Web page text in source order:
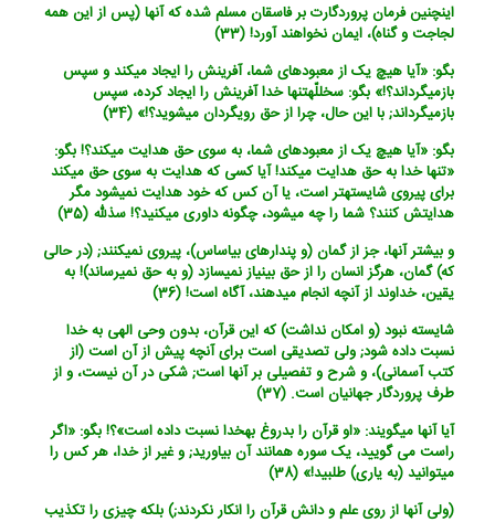
اینچنین فرمان پروردگارت بر فاسقان مسلم شده که آنها (پس از این همه
لجاجت و گناه)، ایمان نخواهند آورد! (33)
بگو: «آیا هیچ یک از معبودهای شما، آفرینش را ایجاد می‏کند و سپس
بازمی‏گرداند؟!» بگو: س‏خ‏للّهتنها خدا آفرینش را ایجاد کرده، سپس
بازمی‏گرداند; با این حال، چرا از حق روی‏گردان می‏شوید؟!» (34)
بگو: «آیا هیچ یک از معبودهای شما، به سوی حق هدایت می‏کند؟! بگو:
«تنها خدا به حق هدایت می‏کند! آیا کسی که هدایت به سوی حق می‏کند
برای پیروی شایسته‏تر است، یا آن کس که خود هدایت نمی‏شود مگر
هدایتش کنند؟ شما را چه می‏شود، چگونه داوری می‏کنید؟! س‏ذللّه (35)
و بیشتر آنها، جز از گمان (و پندارهای بی‏اساس)، پیروی نمی‏کنند; (در حالی
که) گمان، هرگز انسان را از حق بی‏نیاز نمی‏سازد (و به حق نمی‏رساند)! به
یقین، خداوند از آنچه انجام می‏دهند، آگاه است! (36)
شایسته نبود (و امکان نداشت) که این قرآن، بدون وحی الهی به خدا
نسبت داده شود; ولی تصدیقی است برای آنچه پیش از آن است (از
کتب آسمانی)، و شرح و تفصیلی بر آنها است; شکی در آن نیست، و از
طرف پروردگار جهانیان است. (37)
آیا آنها می‏گویند: «او قرآن را بدروغ به‏خدا نسبت داده است‏»؟! بگو: «اگر
راست می گویید، یک سوره همانند آن بیاورید; و غیر از خدا، هر کس را
می‏توانید (به یاری) طلبید!» (38)
(ولی آنها از روی علم و دانش قرآن را انکار نکردند;) بلکه چیزی را تکذیب